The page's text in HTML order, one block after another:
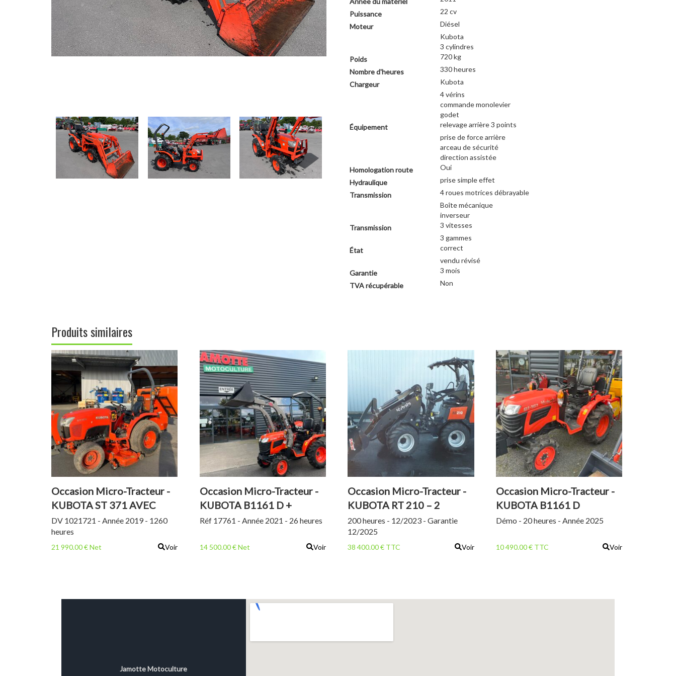
Puissance
22 cv
Moteur
Diésel
Kubota
3 cylindres
Poids
720 kg
Nombre d'heures
330 heures
Chargeur
Kubota
4 vérins
commande monolevier
godet
Équipement
relevage arrière 3 points
prise de force arrière
arceau de sécurité
direction assistée
Homologation route
Oui
Hydraulique
prise simple effet
Transmission
4 roues motrices débrayable
Boîte mécanique
inverseur
Transmission
3 vitesses
3 gammes
État
correct
vendu révisé
Garantie
3 mois
TVA récupérable
Non
Produits similaires
Occasion Micro-Tracteur -
KUBOTA ST 371 AVEC
COUPE ET BAC
DV 1021721 - Année 2019 - 1260
heures
21 990.00 € Net Voir
Occasion Micro-Tracteur -
KUBOTA B1161 D +
MAILLEUX C1
Réf 17761 - Année 2021 - 26 heures
14 500.00 € Net Voir
Occasion Micro-Tracteur -
KUBOTA RT 210 – 2
200 heures - 12/2023 - Garantie
12/2025
38 400.00 € TTC Voir
Occasion Micro-Tracteur -
KUBOTA B1161 D
Démo - 20 heures - Année 2025
10 490.00 € TTC Voir
Jamotte Motoculture